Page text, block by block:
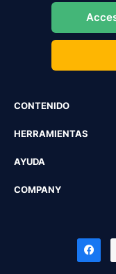
CONTENIDO
HERRAMIENTAS
AYUDA
COMPANY